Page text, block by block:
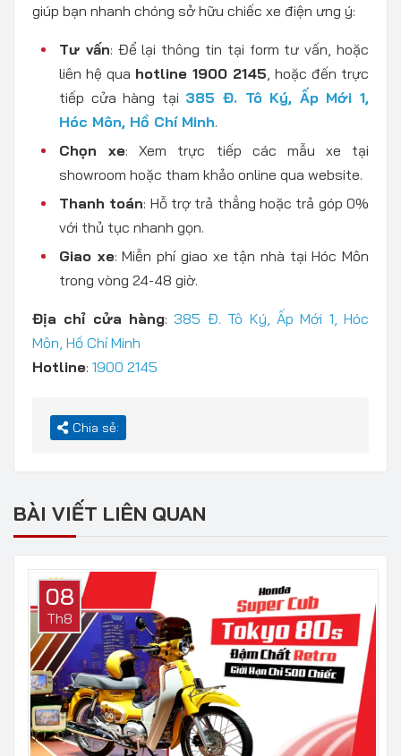
giúp bạn nhanh chóng sở hữu chiếc xe điện ưng ý:
Tư vấn: Để lại thông tin tại form tư vấn, hoặc
liên hệ qua hotline 1900 2145 , hoặc đến trực
tiếp cửa hàng tại 385 Đ. Tô Ký, Ấp Mới 1,
Hóc Môn, Hồ Chí Minh.
Chọn xe: Xem trực tiếp các mẫu xe tại
showroom hoặc tham khảo online qua website.
Thanh toán: Hỗ trợ trả thẳng hoặc trả góp 0%
với thủ tục nhanh gọn.
Giao xe: Miễn phí giao xe tận nhà tại Hóc Môn
trong vòng 24-48 giờ.
Địa chỉ cửa hàng:385 Đ. Tô Ký, Ấp Mới 1, Hóc
Môn, Hồ Chí Minh
Hotline: 1900 2145
Chia sẻ:
BÀI VIẾT LIÊN QUAN
08
Th8